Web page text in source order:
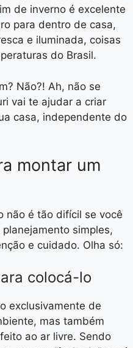
de inverno é excelente
para dentro de casa,
e iluminada, coisas
do Brasil.
Não?! Ah, não se
vai te ajudar a criar
casa, independente do
montar um
não é tão difícil se você
simples,
e cuidado. Olha só:
colocá-lo
exclusivamente de
mas também
ao ar livre. Sendo